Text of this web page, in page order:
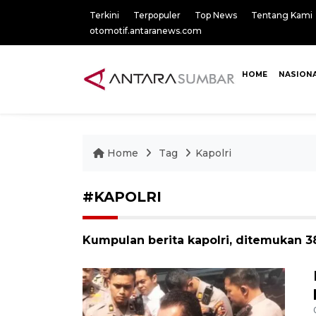
Terkini Terpopuler Top News
Tentang Kami
otomotif.antaranews.com
HOME
Home Tag Kapolri
#KAPOLRI
Kumpulan berita kapolri, ditemukan